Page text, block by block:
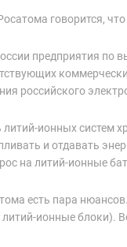
говорится,
предприятия по
российского
литий-ионных систем
и отдавать
на литий-ионные
есть пара
литий-ионные блоки).